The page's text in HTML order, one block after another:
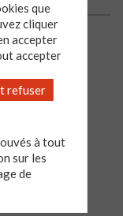
que
cliquer
accepter
accepter
refuser
à tout
sur les
de